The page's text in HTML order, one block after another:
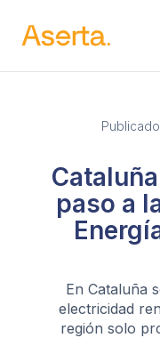
Saltar al contenido
paso a
En Cataluña
electricidad
región solo